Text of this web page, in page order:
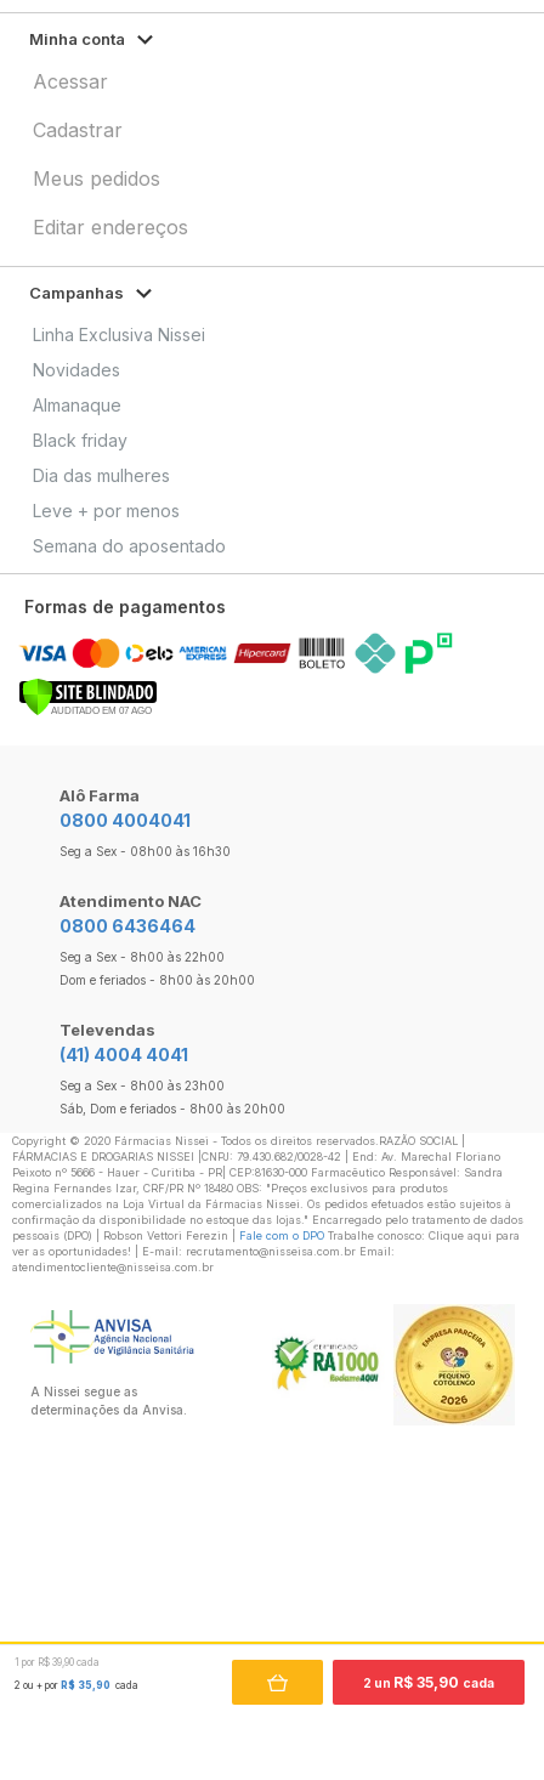
1 por R$ 39,90 cada
2 ou + por R$ 35,90 cada 2 un R$ 35,90 cada
Minha conta
Acessar
Cadastrar
Meus pedidos
Editar endereços
Campanhas
Linha Exclusiva Nissei
Novidades
Almanaque
Black friday
Dia das mulheres
Leve + por menos
Semana do aposentado
Formas de pagamentos
Alô Farma
0800 4004041
Seg a Sex - 08h00 às 16h30
Atendimento NAC
0800 6436464
Seg a Sex - 8h00 às 22h00
Dom e feriados - 8h00 às 20h00
Televendas
(41) 4004 4041
Seg a Sex - 8h00 às 23h00
Sáb, Dom e feriados - 8h00 às 20h00
Copyright ©️ 2020 Fármacias Nissei - Todos os direitos reservados.RAZÃO SOCIAL |
FÁRMACIAS E DROGARIAS NISSEI |CNPJ: 79.430.682/0028-42 | End: Av. Marechal Floriano
Peixoto nº 5666 - Hauer - Curitiba - PR| CEP:81630-000 Farmacêutico Responsável: Sandra
Regina Fernandes Izar, CRF/PR Nº 18480 OBS: "Preços exclusivos para produtos
comercializados na Loja Virtual da Fármacias Nissei. Os pedidos efetuados estão sujeitos à
confirmação da disponibilidade no estoque das lojas." Encarregado pelo tratamento de dados
pessoais (DPO) | Robson Vettori Ferezin | Fale com o DPO Trabalhe conosco: Clique aqui para
ver as oportunidades! | E-mail: recrutamento@nisseisa.com.br Email:
atendimentocliente@nisseisa.com.br
A Nissei segue as
determinações da Anvisa.